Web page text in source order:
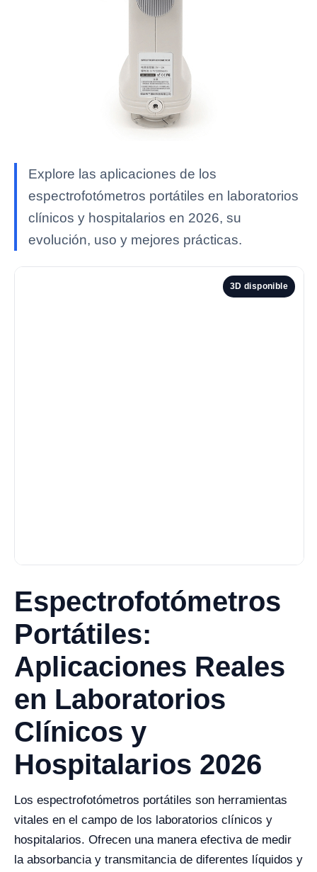
Explore las aplicaciones de los
espectrofotómetros portátiles en laboratorios
clínicos y hospitalarios en 2026, su
evolución, uso y mejores prácticas.
3D disponible
Espectrofotómetros
Portátiles:
Aplicaciones Reales
en Laboratorios
Clínicos y
Hospitalarios 2026
Los espectrofotómetros portátiles son herramientas
vitales en el campo de los laboratorios clínicos y
hospitalarios. Ofrecen una manera efectiva de medir
la absorbancia y transmitancia de diferentes líquidos y